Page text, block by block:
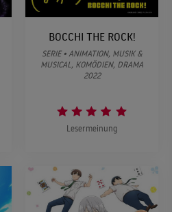
BOCCHI THE ROCK!
SERIE • ANIMATION, MUSIK &
MUSICAL, KOMÖDIEN, DRAMA
2022
Lesermeinung